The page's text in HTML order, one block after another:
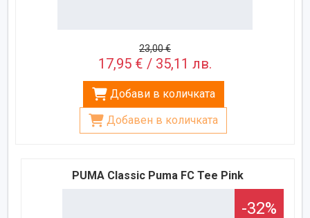
23,00 €
17,95 € / 35,11 лв.
Добави в количката
Добавен в количката
PUMA Classic Puma FC Tee Pink
-32%